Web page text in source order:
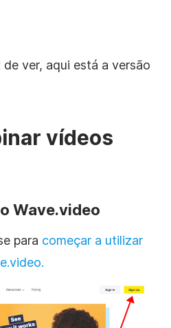
ver, aqui está a versão
vídeos
Wave.video
para começar a utilizar